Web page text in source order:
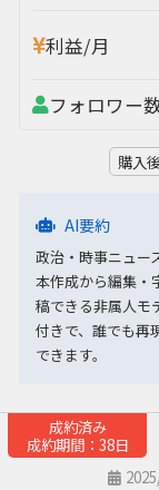
利益/月
フォロワー
購入
AI要約
政治・時事ニュー
本作成から編集・
稿できる非属人モ
付きで、誰でも再
できます。
成約済み
成約期間：38日